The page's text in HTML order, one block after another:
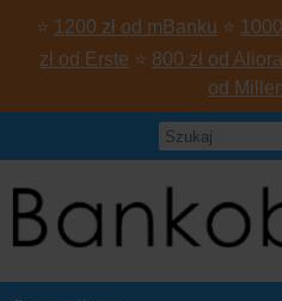
⭐ 1200 zł od mBanku ⭐
zł od Erste ⭐ 800 zł od Aliora
od